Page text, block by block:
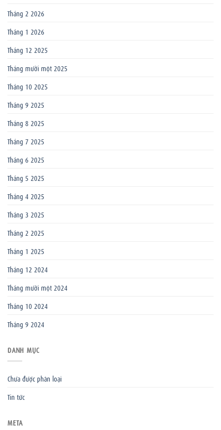
Tháng 2 2026
Tháng 1 2026
Tháng 12 2025
Tháng mười một 2025
Tháng 10 2025
Tháng 9 2025
Tháng 8 2025
Tháng 7 2025
Tháng 6 2025
Tháng 5 2025
Tháng 4 2025
Tháng 3 2025
Tháng 2 2025
Tháng 1 2025
Tháng 12 2024
Tháng mười một 2024
Tháng 10 2024
Tháng 9 2024
DANH MỤC
Chưa được phân loại
Tin tức
META